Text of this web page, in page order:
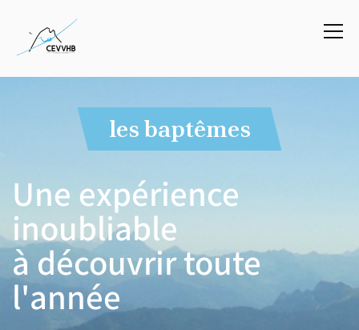
Info
les baptêmes
Une expérience
inoubliable
à découvrir toute
l'année